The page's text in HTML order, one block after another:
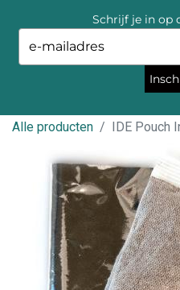
Alle producten IDE Pouch
Schrijf je in op
your
email